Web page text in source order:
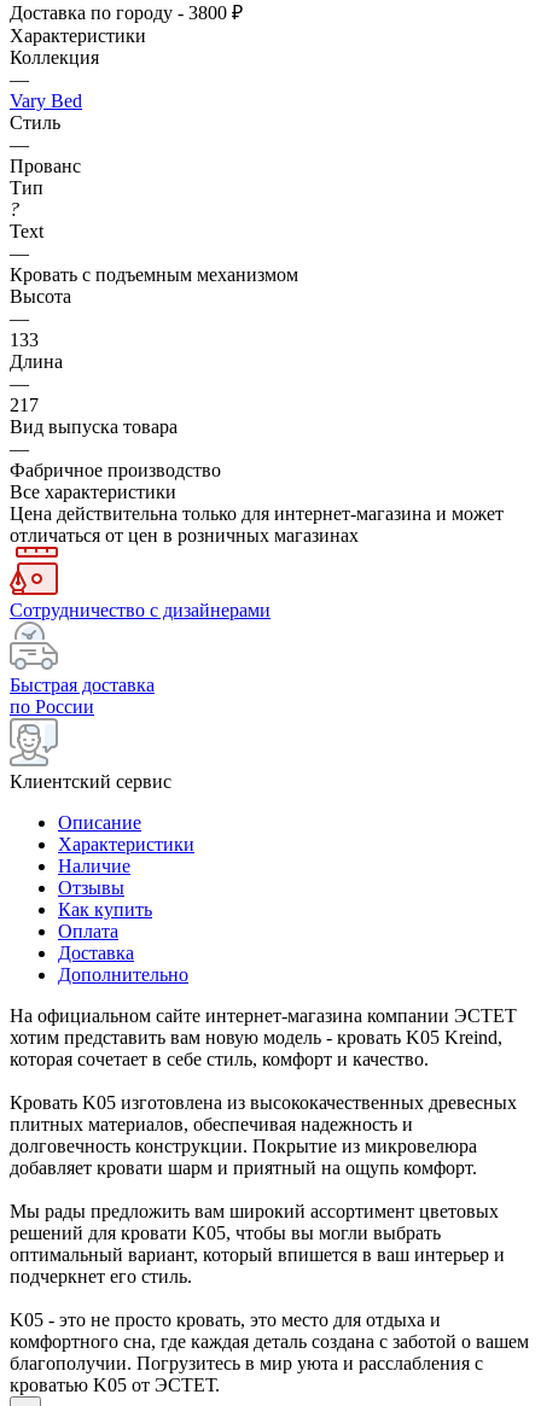
Доставка по городу - 3800 ₽
Характеристики
Коллекция
—
Vary Bed
Стиль
—
Прованс
Тип
?
Text
—
Кровать с подъемным механизмом
Высота
—
133
Длина
—
217
Вид выпуска товара
—
Фабричное производство
Все характеристики
Цена действительна только для интернет-магазина и может
отличаться от цен в розничных магазинах
Сотрудничество с дизайнерами
Быстрая доставка
по России
Клиентский сервис
Описание
Характеристики
Наличие
Отзывы
Как купить
Оплата
Доставка
Дополнительно
На официальном сайте интернет-магазина компании ЭСТЕТ
хотим представить вам новую модель - кровать K05 Kreind,
которая сочетает в себе стиль, комфорт и качество.
Кровать K05 изготовлена из высококачественных древесных
плитных материалов, обеспечивая надежность и
долговечность конструкции. Покрытие из микровелюра
добавляет кровати шарм и приятный на ощупь комфорт.
Мы рады предложить вам широкий ассортимент цветовых
решений для кровати K05, чтобы вы могли выбрать
оптимальный вариант, который впишется в ваш интерьер и
подчеркнет его стиль.
K05 - это не просто кровать, это место для отдыха и
комфортного сна, где каждая деталь создана с заботой о вашем
благополучии. Погрузитесь в мир уюта и расслабления с
кроватью K05 от ЭСТЕТ.